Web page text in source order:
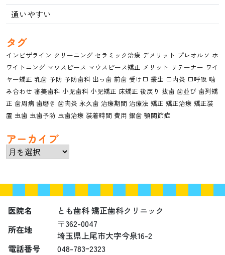
通いやすい
タグ
インビザライン クリーニング セラミック治療 デメリット プレオルソ ホ
ワイトニング マウスピース マウスピース矯正 メリット リテーナー ワイ
ヤー矯正 乳歯 予防 予防歯科 出っ歯 前歯 受け口 叢生 口内炎 口呼吸 噛
み合わせ 審美歯科 小児歯科 小児矯正 床矯正 後戻り 抜歯 歯並び 歯列矯
正 歯周病 歯磨き 歯肉炎 永久歯 治療期間 治療法 矯正 矯正治療 矯正装
置 虫歯 虫歯予防 虫歯治療 装着時間 費用 銀歯 顎関節症
アーカイブ
ア
ー
イ
ブ
医院名
とも歯科 矯正歯科クリニック
所在地
〒362-0047
埼玉県上尾市大字今泉16-2
電話番号
048-783ｰ2323